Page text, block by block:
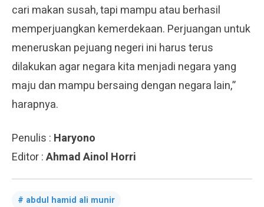
cari makan susah, tapi mampu atau berhasil
memperjuangkan kemerdekaan. Perjuangan untuk
meneruskan pejuang negeri ini harus terus
dilakukan agar negara kita menjadi negara yang
maju dan mampu bersaing dengan negara lain,”
harapnya.
Penulis : Haryono
Editor :Ahmad Ainol Horri
abdul hamid ali munir